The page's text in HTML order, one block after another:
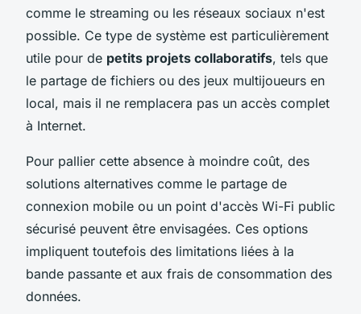
comme le streaming ou les réseaux sociaux n'est
possible. Ce type de système est particulièrement
utile pour de petits projets collaboratifs, tels que
le partage de fichiers ou des jeux multijoueurs en
local, mais il ne remplacera pas un accès complet
à Internet.
Pour pallier cette absence à moindre coût, des
solutions alternatives comme le partage de
connexion mobile ou un point d'accès Wi-Fi public
sécurisé peuvent être envisagées. Ces options
impliquent toutefois des limitations liées à la
bande passante et aux frais de consommation des
données.